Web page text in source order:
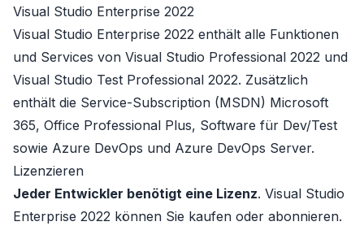
Visual Studio Enterprise 2022
Visual Studio Enterprise 2022 enthält alle Funktionen
und Services von Visual Studio Professional 2022 und
Visual Studio Test Professional 2022. Zusätzlich
enthält die Service-Subscription (MSDN) Microsoft
365, Office Professional Plus, Software für Dev/Test
sowie Azure DevOps und Azure DevOps Server.
Lizenzieren
Jeder Entwickler benötigt eine Lizenz. Visual Studio
Enterprise 2022 können Sie kaufen oder abonnieren.